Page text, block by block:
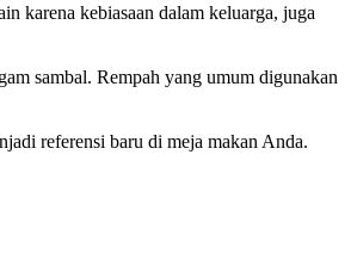
karena kebiasaan dalam keluarga, juga
sambal. Rempah yang umum digunakan
referensi baru di meja makan Anda.